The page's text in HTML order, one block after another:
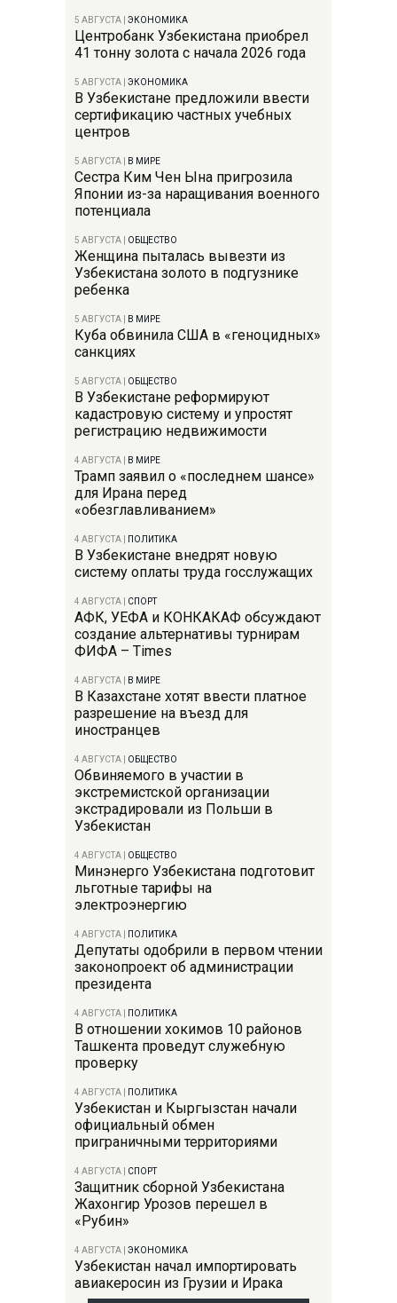
5 АВГУСТА ЭКОНОМИКА
Центробанк Узбекистана приобрел
41 тонну золота с начала 2026 года
5 АВГУСТА ЭКОНОМИКА
В Узбекистане предложили ввести
сертификацию частных учебных
центров
5 АВГУСТА В МИРЕ
Сестра Ким Чен Ына пригрозила
Японии из-за наращивания военного
потенциала
5 АВГУСТА ОБЩЕСТВО
Женщина пыталась вывезти из
Узбекистана золото в подгузнике
ребенка
5 АВГУСТА В МИРЕ
Куба обвинила США в «геноцидных»
санкциях
5 АВГУСТА ОБЩЕСТВО
В Узбекистане реформируют
кадастровую систему и упростят
регистрацию недвижимости
4 АВГУСТА В МИРЕ
Трамп заявил о «последнем шансе»
для Ирана перед
«обезглавливанием»
4 АВГУСТА ПОЛИТИКА
В Узбекистане внедрят новую
систему оплаты труда госслужащих
4 АВГУСТА СПОРТ
АФК, УЕФА и КОНКАКАФ обсуждают
создание альтернативы турнирам
ФИФА – Times
4 АВГУСТА В МИРЕ
В Казахстане хотят ввести платное
разрешение на въезд для
иностранцев
4 АВГУСТА ОБЩЕСТВО
Обвиняемого в участии в
экстремистской организации
экстрадировали из Польши в
Узбекистан
4 АВГУСТА ОБЩЕСТВО
Минэнерго Узбекистана подготовит
льготные тарифы на
электроэнергию
4 АВГУСТА ПОЛИТИКА
Депутаты одобрили в первом чтении
законопроект об администрации
президента
4 АВГУСТА ПОЛИТИКА
В отношении хокимов 10 районов
Ташкента проведут служебную
проверку
4 АВГУСТА ПОЛИТИКА
Узбекистан и Кыргызстан начали
официальный обмен
приграничными территориями
4 АВГУСТА СПОРТ
Защитник сборной Узбекистана
Жахонгир Урозов перешел в
«Рубин»
4 АВГУСТА ЭКОНОМИКА
Узбекистан начал импортировать
авиакеросин из Грузии и Ирака